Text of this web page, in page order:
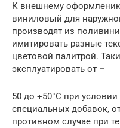
К внешнему
виниловый для
производят из
имитировать разные
цветовой палитрой.
эксплуатировать от –
50 до +50°C при
специальных добавок,
противном случае при